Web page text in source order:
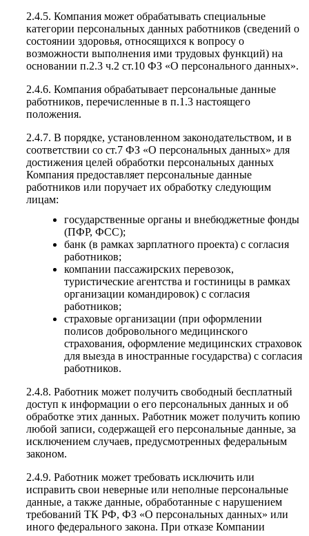
2.4.5. Компания может обрабатывать специальные
категории персональных данных работников (сведений о
состоянии здоровья, относящихся к вопросу о
возможности выполнения ими трудовых функций) на
основании п.2.3 ч.2 ст.10 ФЗ «О персонального данных».
2.4.6. Компания обрабатывает персональные данные
работников, перечисленные в п.1.3 настоящего
положения.
2.4.7. В порядке, установленном законодательством, и в
соответствии со ст.7 ФЗ «О персональных данных» для
достижения целей обработки персональных данных
Компания предоставляет персональные данные
работников или поручает их обработку следующим
лицам:
государственные органы и внебюджетные фонды
(ПФР, ФСС);
банк (в рамках зарплатного проекта) с согласия
работников;
компании пассажирских перевозок,
туристические агентства и гостиницы в рамках
организации командировок) с согласия
работников;
страховые организации (при оформлении
полисов добровольного медицинского
страхования, оформление медицинских страховок
для выезда в иностранные государства) с согласия
работников.
2.4.8. Работник может получить свободный бесплатный
доступ к информации о его персональных данных и об
обработке этих данных. Работник может получить копию
любой записи, содержащей его персональные данные, за
исключением случаев, предусмотренных федеральным
законом.
2.4.9. Работник может требовать исключить или
исправить свои неверные или неполные персональные
данные, а также данные, обработанные с нарушением
требований ТК РФ, ФЗ «О персональных данных» или
иного федерального закона. При отказе Компании